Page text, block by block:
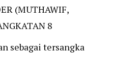
(MUTHAWIF,
8
sebagai tersangka